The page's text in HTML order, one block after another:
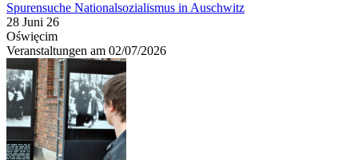
Spurensuche Nationalsozialismus in Auschwitz
28 Juni 26
Oświęcim
Veranstaltungen am 02/07/2026